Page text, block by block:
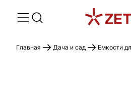
Главная Дача и сад Емкости